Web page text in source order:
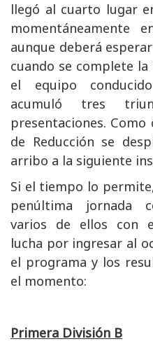
llegó al cuarto lugar
momentáneamente
aunque deberá
cuando se complete
el equipo
acumuló tres
presentaciones.
de Reducción se
arribo a la siguiente
Si el tiempo lo
penúltima jornada
varios de ellos con
lucha por ingresar al
el programa y los
el momento:
Primera División B